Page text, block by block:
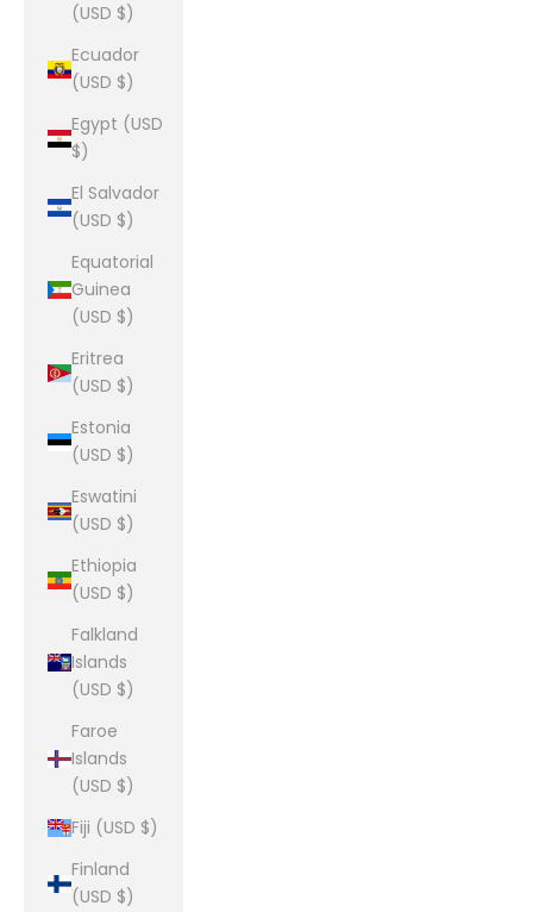
(USD $)
Ecuador
(USD $)
Egypt (USD
$)
El Salvador
(USD $)
Equatorial
Guinea
(USD $)
Eritrea
(USD $)
Estonia
(USD $)
Eswatini
(USD $)
Ethiopia
(USD $)
Falkland
Islands
(USD $)
Faroe
Islands
(USD $)
Fiji (USD $)
Finland
(USD $)